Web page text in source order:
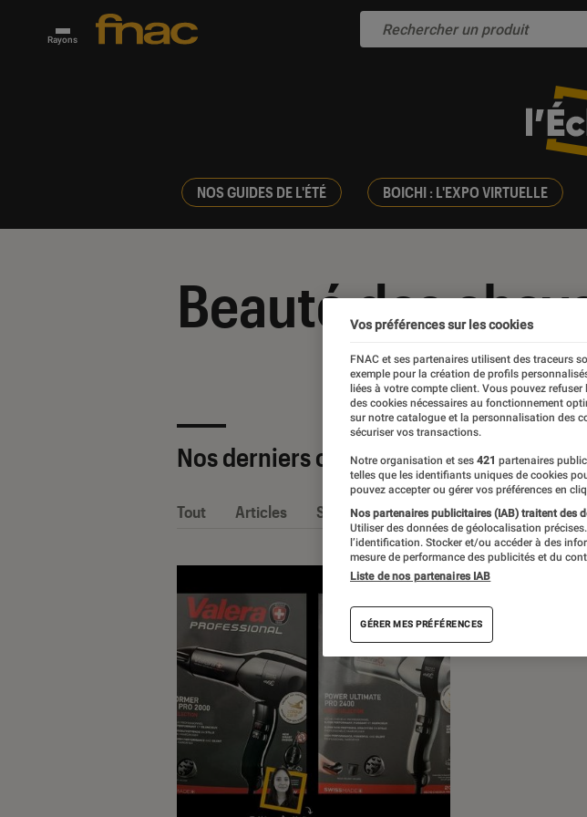
Rayons
NOS GUIDES DE L'ÉTÉ BOICHI : L'EXPO VIRTUELLE
Beauté des
Nos derniers contenus
Tout Articles Sélections et guides Tests
Vos préférences sur les cookies
FNAC et ses partenaires utilisent des traceurs
exemple pour la création de profils
liées à votre compte client. Vous pouvez
des cookies nécessaires au fonctionnement
sur notre catalogue et la personnalisation des
sécuriser vos transactions.
Notre organisation et ses 421 partenaires
telles que les identifiants uniques de cookies
pouvez accepter ou gérer vos préférences en
Nos partenaires publicitaires (IAB) traitent des
Utiliser des données de géolocalisation
l’identification. Stocker et/ou accéder à des
mesure de performance des publicités et du
Liste de nos partenaires IAB
GÉRER MES PRÉFÉRENCES